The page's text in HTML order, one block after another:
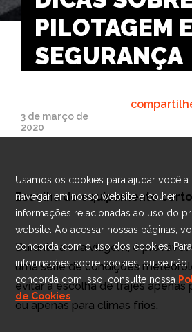
PILOTAGEM E
SEGURANÇA
3 de março de
2020
Escolha do equipamento certo
Durante a sua viagem, é
uma série de condições
evitar a escolha de trajes apenas
ou apenas para climas frios.
Usamos os cookies para ajudar você a
navegar em nosso website e colher
informações relacionadas ao uso do
website. Ao acessar nossas páginas,
concorda com o uso dos cookies.
informações sobre cookies, ou se não
concorda com isso, consulte nossa
de Cookies